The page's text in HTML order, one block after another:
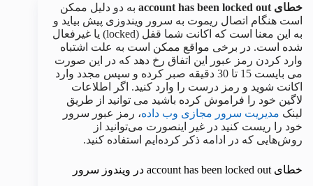
خطای account has been locked out
به دو دلیل ممکن
است هنگام اتصال ریموت به سرور ویندوزی پیش بیاید و
به این معنا است که اکانت شما قفل (locked) یا غیرفعال
شده است. در برخی مواقع ممکن است به علت اشتباه
وارد کردن رمز عبور این اتفاق رخ دهد که در این صورت
می بایست 15 تا 30 دقیقه صبر کرده و سپس مجدد وارد
اکانت شوید و رمز درست را وارد کنید. اگر اطلاعات
لاگین خود را فراموش کرده باشید می توانید از طریق
لینک مدیریت سرور مجازی وب داده، رمز عبور سرور
خود را ریست کنید در غیر اینصورت می‌توانید از
روش‌هایی که در ادامه ذکر کرده‌ایم استفاده کنید.
خطای account has been locked out در ویندوز سرور